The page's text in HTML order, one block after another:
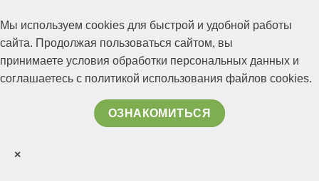
Мы используем cookies для быстрой и удобной работы
сайта. Продолжая пользоваться сайтом, вы
принимаете условия обработки персональных данных и
соглашаетесь с политикой использования файлов cookies.
ОЗНАКОМИТЬСЯ
×